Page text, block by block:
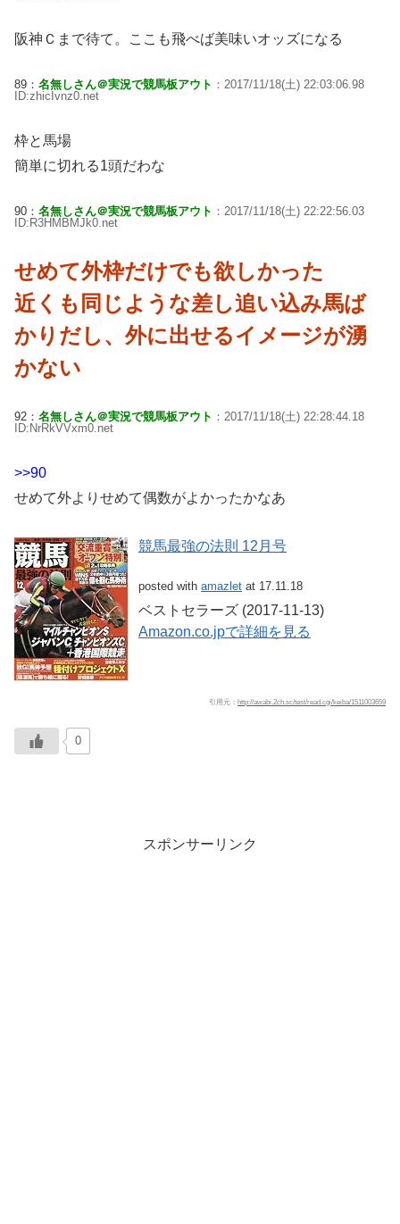
阪神Ｃまで待て。ここも飛べば美味いオッズになる
89： 名無しさん＠実況で競馬板アウト ：2017/11/18(土) 22:03:06.98
ID:zhicIvnz0.net
枠と馬場
簡単に切れる1頭だわな
90： 名無しさん＠実況で競馬板アウト ：2017/11/18(土) 22:22:56.03
ID:R3HMBMJk0.net
せめて外枠だけでも欲しかった
近くも同じような差し追い込み馬ば
かりだし、外に出せるイメージが湧
かない
92： 名無しさん＠実況で競馬板アウト ：2017/11/18(土) 22:28:44.18
ID:NrRkVVxm0.net
>>90
せめて外よりせめて偶数がよかったかなあ
競馬最強の法則 12月号
posted with amazlet at 17.11.18
ベストセラーズ (2017-11-13)
Amazon.co.jpで詳細を見る
引用元： http://awabi.2ch.sc/test/read.cgi/keiba/1511003659
0
スポンサーリンク